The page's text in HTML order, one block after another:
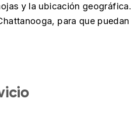
y la ubicación geográfica.
para que puedan